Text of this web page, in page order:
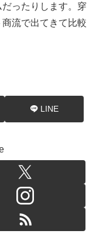
ったりします。穿
流で出てきて比較
LINE